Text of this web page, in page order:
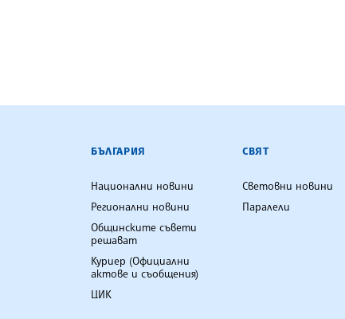
БЪЛГАРСКА ТЕЛЕГРАФНА
БЪЛГАРИЯ
Национални новини
Регионални новини
Общинските съвети
решават
Куриер (Официални
актове и съобщения)
ЦИК
СВЯТ
Световни новини
Паралели